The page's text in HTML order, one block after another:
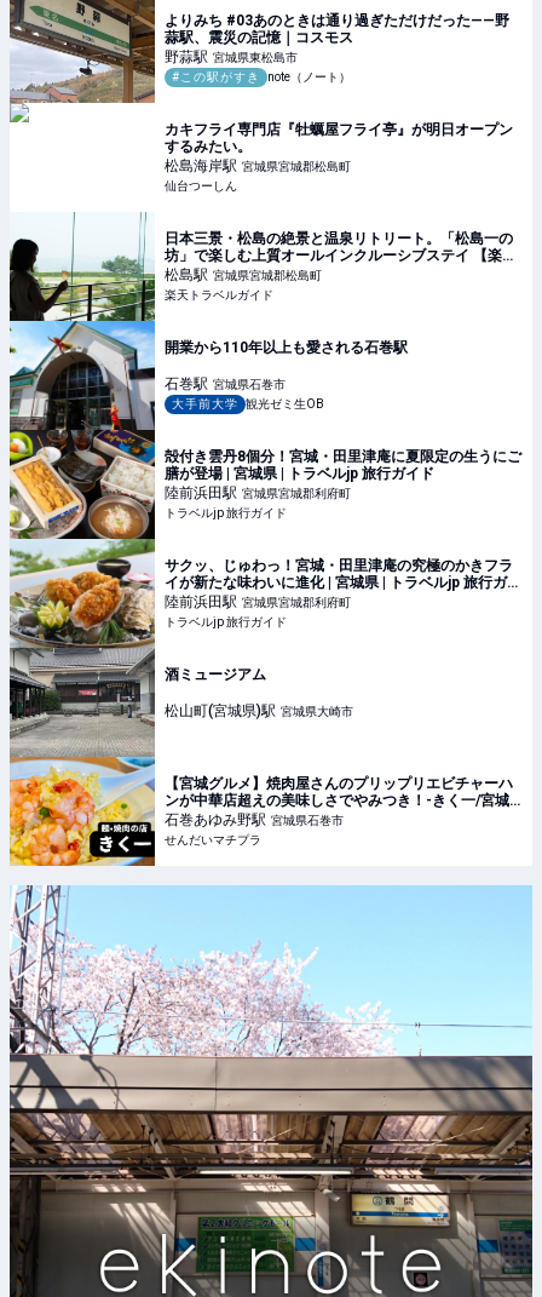
よりみち #03あのときは通り過ぎただけだった——野
蒜駅、震災の記憶｜コスモス
野蒜駅 宮城県東松島市
#この駅がすき
note（ノート）
カキフライ専門店『牡蠣屋フライ亭』が明日オープン
するみたい。
松島海岸駅 宮城県宮城郡松島町
仙台つーしん
日本三景・松島の絶景と温泉リトリート。「松島一の
坊」で楽しむ上質オールインクルーシブステイ 【楽天
トラベル】
松島駅 宮城県宮城郡松島町
楽天トラベルガイド
開業から110年以上も愛される石巻駅
石巻駅 宮城県石巻市
大手前大学
観光ゼミ生OB
殻付き雲丹8個分！宮城・田里津庵に夏限定の生うにご
膳が登場 | 宮城県 | トラベルjp 旅行ガイド
陸前浜田駅 宮城県宮城郡利府町
トラベルjp 旅行ガイド
サクッ、じゅわっ！宮城・田里津庵の究極のかきフラ
イが新たな味わいに進化 | 宮城県 | トラベルjp 旅行ガイ
ド
陸前浜田駅 宮城県宮城郡利府町
トラベルjp 旅行ガイド
酒ミュージアム
松山町(宮城県)駅 宮城県大崎市
【宮城グルメ】焼肉屋さんのプリップリエビチャーハ
ンが中華店超えの美味しさでやみつき！-きく一/宮城
県石巻市- せんだいマチプラ
石巻あゆみ野駅 宮城県石巻市
せんだいマチプラ